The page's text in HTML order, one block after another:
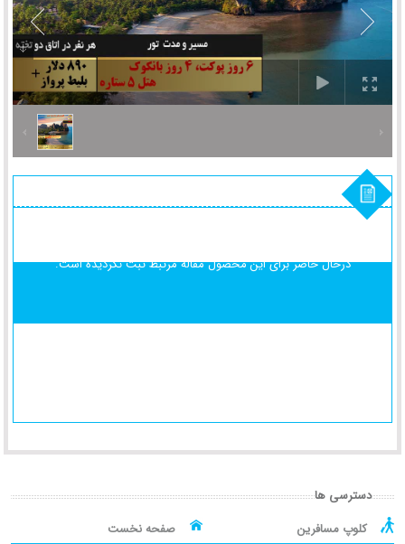
درحال حاضر برای این محصولمقاله مرتبط ثبت نگردیده است.
دسترسی ها
کلوپ مسافرین
صفحه نخست